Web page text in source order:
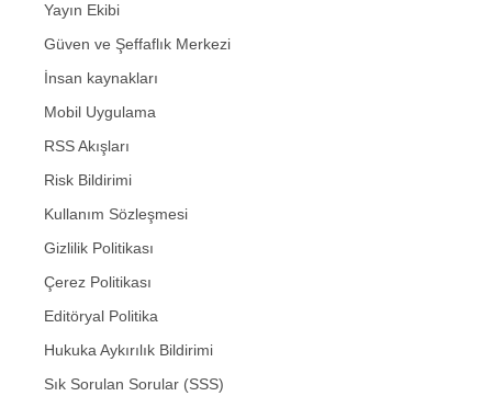
Yayın Ekibi
Güven ve Şeffaflık Merkezi
İnsan kaynakları
Mobil Uygulama
RSS Akışları
Risk Bildirimi
Kullanım Sözleşmesi
Gizlilik Politikası
Çerez Politikası
Editöryal Politika
Hukuka Aykırılık Bildirimi
Sık Sorulan Sorular (SSS)